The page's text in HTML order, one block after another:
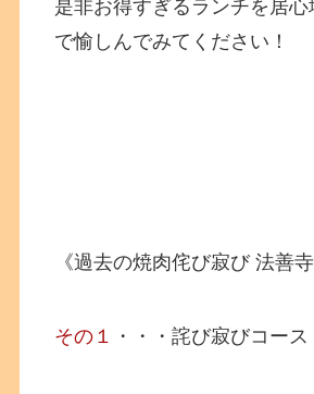
是非お得すぎるランチを居心
で愉しんでみてください！
《過去の焼肉侘び寂び 法善寺
その１ ・・・詫び寂びコース